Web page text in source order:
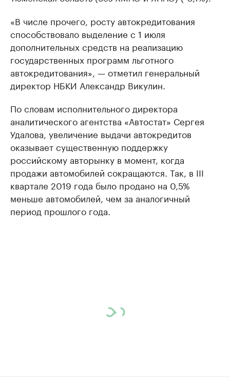
«В числе прочего, росту автокредитования
способствовало выделение с 1 июля
дополнительных средств на реализацию
государственных программ льготного
автокредитования», — отметил генеральный
директор НБКИ Александр Викулин.
По словам исполнительного директора
аналитического агентства «Автостат» Сергея
Удалова, увеличение выдачи автокредитов
оказывает существенную поддержку
российскому авторынку в момент, когда
продажи автомобилей сокращаются. Так, в III
квартале 2019 года было продано на 0,5%
меньше автомобилей, чем за аналогичный
период прошлого года.